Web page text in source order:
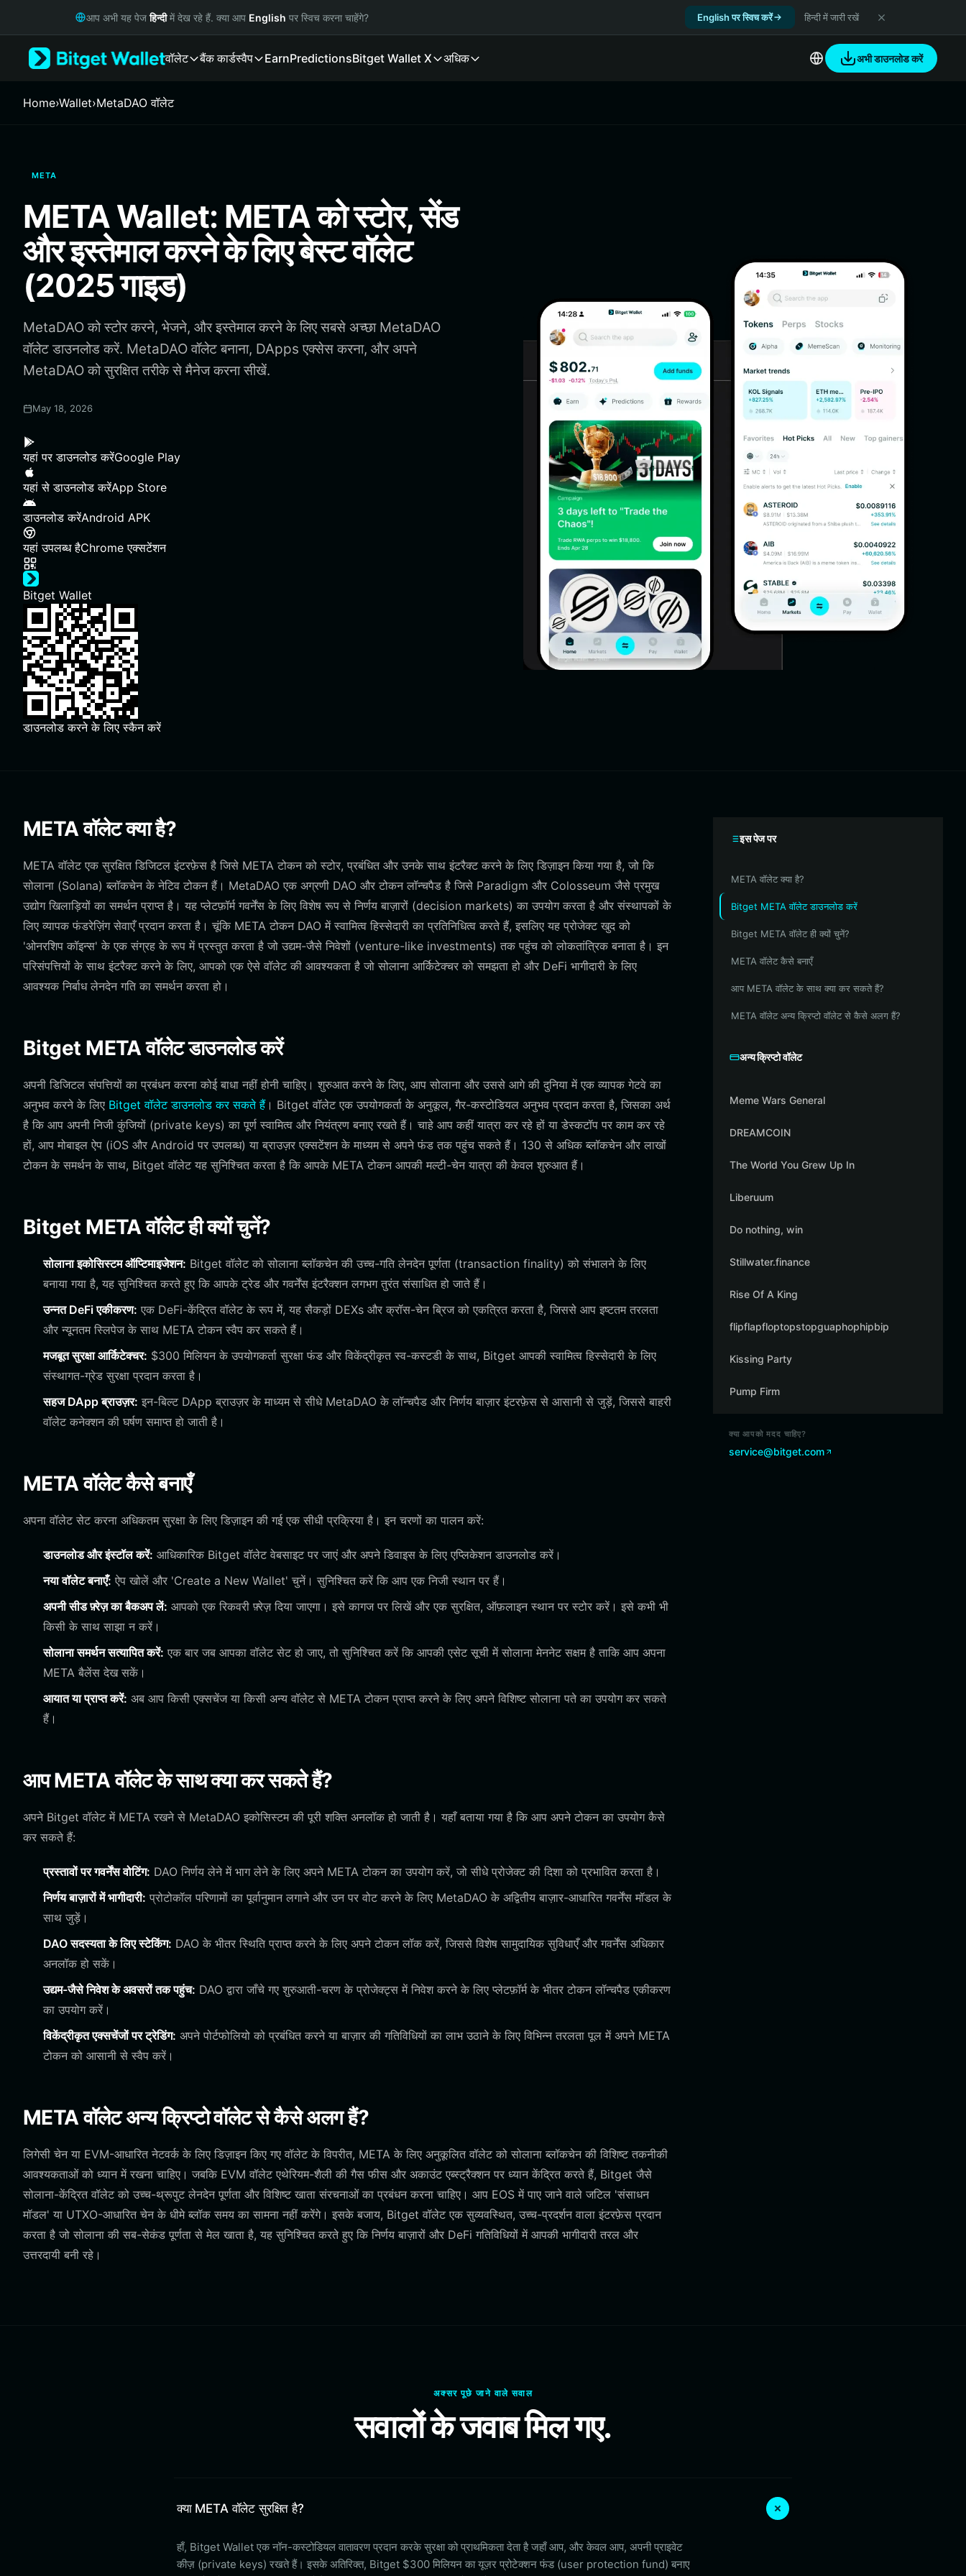
Русский
Italiano
繁體中文
Bahasa Indonesia
ภาษาไทย
Español
Português (Brasil)
Español (Argentina)
आप अभी यह पेजहिन्दीमें देख रहे हैं. क्या आप English पर स्विच करना चाहेंगे? English पर स्विच करें हिन्दी में जारी रखें
वॉलेट बैंक कार्डस्वैप EarnPredictionsBitget Wallet X अधिक अभी डाउनलोड करें
Home›Wallet›MetaDAO वॉलेट
META
META Wallet: META को स्टोर, सेंड
और इस्तेमाल करने के लिए बेस्ट वॉलेट
(2025 गाइड)
MetaDAO को स्टोर करने, भेजने, और इस्तेमाल करने के लिए सबसे अच्छा MetaDAO
वॉलेट डाउनलोड करें. MetaDAO वॉलेट बनाना, DApps एक्सेस करना, और अपने
MetaDAO को सुरक्षित तरीके से मैनेज करना सीखें.
May 18, 2026
यहां पर डाउनलोड करेंGoogle Play
यहां से डाउनलोड करेंApp Store
डाउनलोड करेंAndroid APK
यहां उपलब्ध हैChrome एक्सटेंशन
Bitget Wallet
डाउनलोड करने के लिए स्कैन करें
META वॉलेट क्या है?
META वॉलेट एक सुरक्षित डिजिटल इंटरफ़ेस है जिसे META टोकन को स्टोर, प्रबंधित और उनके साथ इंटरैक्ट करने के लिए डिज़ाइन किया गया है, जो कि
सोलाना (Solana) ब्लॉकचेन के नेटिव टोकन हैं। MetaDAO एक अग्रणी DAO और टोकन लॉन्चपैड है जिसे Paradigm और Colosseum जैसे प्रमुख
उद्योग खिलाड़ियों का समर्थन प्राप्त है। यह प्लेटफ़ॉर्म गवर्नेंस के लिए विशेष रूप से निर्णय बाज़ारों (decision markets) का उपयोग करता है और संस्थापकों के
लिए व्यापक फंडरेज़िंग सेवाएँ प्रदान करता है। चूंकि META टोकन DAO में स्वामित्व हिस्सेदारी का प्रतिनिधित्व करते हैं, इसलिए यह प्रोजेक्ट खुद को
'ओनरशिप कॉइन्स' के एक संग्रह के रूप में प्रस्तुत करता है जो उद्यम-जैसे निवेशों (venture-like investments) तक पहुंच को लोकतांत्रिक बनाता है। इन
परिसंपत्तियों के साथ इंटरैक्ट करने के लिए, आपको एक ऐसे वॉलेट की आवश्यकता है जो सोलाना आर्किटेक्चर को समझता हो और DeFi भागीदारी के लिए
आवश्यक निर्बाध लेनदेन गति का समर्थन करता हो।
Bitget META वॉलेट डाउनलोड करें
अपनी डिजिटल संपत्तियों का प्रबंधन करना कोई बाधा नहीं होनी चाहिए। शुरुआत करने के लिए, आप सोलाना और उससे आगे की दुनिया में एक व्यापक गेटवे का
अनुभव करने के लिए Bitget वॉलेट डाउनलोड कर सकते हैं। Bitget वॉलेट एक उपयोगकर्ता के अनुकूल, गैर-कस्टोडियल अनुभव प्रदान करता है, जिसका अर्थ
है कि आप अपनी निजी कुंजियों (private keys) का पूर्ण स्वामित्व और नियंत्रण बनाए रखते हैं। चाहे आप कहीं यात्रा कर रहे हों या डेस्कटॉप पर काम कर रहे
हों, आप मोबाइल ऐप (iOS और Android पर उपलब्ध) या ब्राउज़र एक्सटेंशन के माध्यम से अपने फंड तक पहुंच सकते हैं। 130 से अधिक ब्लॉकचेन और लाखों
टोकन के समर्थन के साथ, Bitget वॉलेट यह सुनिश्चित करता है कि आपके META टोकन आपकी मल्टी-चेन यात्रा की केवल शुरुआत हैं।
Bitget META वॉलेट ही क्यों चुनें?
सोलाना इकोसिस्टम ऑप्टिमाइजेशन: Bitget वॉलेट को सोलाना ब्लॉकचेन की उच्च-गति लेनदेन पूर्णता (transaction finality) को संभालने के लिए
बनाया गया है, यह सुनिश्चित करते हुए कि आपके ट्रेड और गवर्नेंस इंटरैक्शन लगभग तुरंत संसाधित हो जाते हैं।
उन्नत DeFi एकीकरण: एक DeFi-केंद्रित वॉलेट के रूप में, यह सैकड़ों DEXs और क्रॉस-चेन ब्रिज को एकत्रित करता है, जिससे आप इष्टतम तरलता
और न्यूनतम स्लिपेज के साथ META टोकन स्वैप कर सकते हैं।
मजबूत सुरक्षा आर्किटेक्चर: $300 मिलियन के उपयोगकर्ता सुरक्षा फंड और विकेंद्रीकृत स्व-कस्टडी के साथ, Bitget आपकी स्वामित्व हिस्सेदारी के लिए
संस्थागत-ग्रेड सुरक्षा प्रदान करता है।
सहज DApp ब्राउज़र: इन-बिल्ट DApp ब्राउज़र के माध्यम से सीधे MetaDAO के लॉन्चपैड और निर्णय बाज़ार इंटरफ़ेस से आसानी से जुड़ें, जिससे बाहरी
वॉलेट कनेक्शन की घर्षण समाप्त हो जाती है।
META वॉलेट कैसे बनाएँ
अपना वॉलेट सेट करना अधिकतम सुरक्षा के लिए डिज़ाइन की गई एक सीधी प्रक्रिया है। इन चरणों का पालन करें:
डाउनलोड और इंस्टॉल करें: आधिकारिक Bitget वॉलेट वेबसाइट पर जाएं और अपने डिवाइस के लिए एप्लिकेशन डाउनलोड करें।
नया वॉलेट बनाएँ: ऐप खोलें और 'Create a New Wallet' चुनें। सुनिश्चित करें कि आप एक निजी स्थान पर हैं।
अपनी सीड फ़्रेज़ का बैकअप लें: आपको एक रिकवरी फ़्रेज़ दिया जाएगा। इसे कागज पर लिखें और एक सुरक्षित, ऑफ़लाइन स्थान पर स्टोर करें। इसे कभी भी
किसी के साथ साझा न करें।
सोलाना समर्थन सत्यापित करें: एक बार जब आपका वॉलेट सेट हो जाए, तो सुनिश्चित करें कि आपकी एसेट सूची में सोलाना मेननेट सक्षम है ताकि आप अपना
META बैलेंस देख सकें।
आयात या प्राप्त करें: अब आप किसी एक्सचेंज या किसी अन्य वॉलेट से META टोकन प्राप्त करने के लिए अपने विशिष्ट सोलाना पते का उपयोग कर सकते
हैं।
आप META वॉलेट के साथ क्या कर सकते हैं?
अपने Bitget वॉलेट में META रखने से MetaDAO इकोसिस्टम की पूरी शक्ति अनलॉक हो जाती है। यहाँ बताया गया है कि आप अपने टोकन का उपयोग कैसे
कर सकते हैं:
प्रस्तावों पर गवर्नेंस वोटिंग: DAO निर्णय लेने में भाग लेने के लिए अपने META टोकन का उपयोग करें, जो सीधे प्रोजेक्ट की दिशा को प्रभावित करता है।
निर्णय बाज़ारों में भागीदारी: प्रोटोकॉल परिणामों का पूर्वानुमान लगाने और उन पर वोट करने के लिए MetaDAO के अद्वितीय बाज़ार-आधारित गवर्नेंस मॉडल के
साथ जुड़ें।
DAO सदस्यता के लिए स्टेकिंग: DAO के भीतर स्थिति प्राप्त करने के लिए अपने टोकन लॉक करें, जिससे विशेष सामुदायिक सुविधाएँ और गवर्नेंस अधिकार
अनलॉक हो सकें।
उद्यम-जैसे निवेश के अवसरों तक पहुंच: DAO द्वारा जाँचे गए शुरुआती-चरण के प्रोजेक्ट्स में निवेश करने के लिए प्लेटफ़ॉर्म के भीतर टोकन लॉन्चपैड एकीकरण
का उपयोग करें।
विकेंद्रीकृत एक्सचेंजों पर ट्रेडिंग: अपने पोर्टफोलियो को प्रबंधित करने या बाज़ार की गतिविधियों का लाभ उठाने के लिए विभिन्न तरलता पूल में अपने META
टोकन को आसानी से स्वैप करें।
META वॉलेट अन्य क्रिप्टो वॉलेट से कैसे अलग हैं?
लिगेसी चेन या EVM-आधारित नेटवर्क के लिए डिज़ाइन किए गए वॉलेट के विपरीत, META के लिए अनुकूलित वॉलेट को सोलाना ब्लॉकचेन की विशिष्ट तकनीकी
आवश्यकताओं को ध्यान में रखना चाहिए। जबकि EVM वॉलेट एथेरियम-शैली की गैस फीस और अकाउंट एब्स्ट्रैक्शन पर ध्यान केंद्रित करते हैं, Bitget जैसे
सोलाना-केंद्रित वॉलेट को उच्च-थ्रूपुट लेनदेन पूर्णता और विशिष्ट खाता संरचनाओं का प्रबंधन करना चाहिए। आप EOS में पाए जाने वाले जटिल 'संसाधन
मॉडल' या UTXO-आधारित चेन के धीमे ब्लॉक समय का सामना नहीं करेंगे। इसके बजाय, Bitget वॉलेट एक सुव्यवस्थित, उच्च-प्रदर्शन वाला इंटरफ़ेस प्रदान
करता है जो सोलाना की सब-सेकंड पूर्णता से मेल खाता है, यह सुनिश्चित करते हुए कि निर्णय बाज़ारों और DeFi गतिविधियों में आपकी भागीदारी तरल और
उत्तरदायी बनी रहे।
इस पेज पर
META वॉलेट क्या है?
Bitget META वॉलेट डाउनलोड करें
Bitget META वॉलेट ही क्यों चुनें?
META वॉलेट कैसे बनाएँ
आप META वॉलेट के साथ क्या कर सकते हैं?
META वॉलेट अन्य क्रिप्टो वॉलेट से कैसे अलग हैं?
अन्य क्रिप्टो वॉलेट
Meme Wars General
DREAMCOIN
The World You Grew Up In
Liberuum
Do nothing, win
Stillwater.finance
Rise Of A King
flipflapfloptopstopguaphophipbip
Kissing Party
Pump Firm
क्या आपको मदद चाहिए?
service@bitget.com
अक्सर पूछे जाने वाले सवाल
सवालों के जवाब मिल गए.
क्या META वॉलेट सुरक्षित है?
हाँ, Bitget Wallet एक नॉन-कस्टोडियल वातावरण प्रदान करके सुरक्षा को प्राथमिकता देता है जहाँ आप, और केवल आप, अपनी प्राइवेट
कीज़ (private keys) रखते हैं। इसके अतिरिक्त, Bitget $300 मिलियन का यूज़र प्रोटेक्शन फंड (user protection fund) बनाए